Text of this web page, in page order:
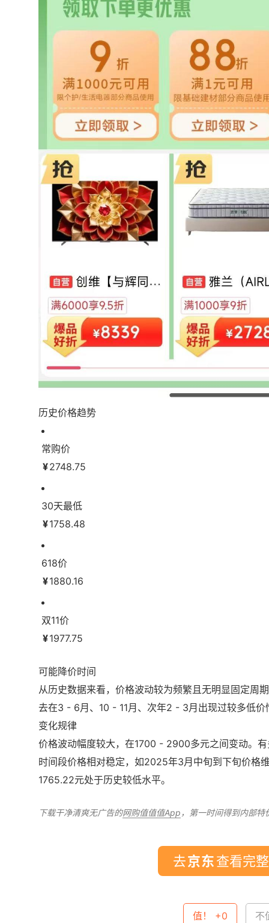
历史价格趋势
常购价
¥2748.75
30天最低
¥1758.48
618价
¥1880.16
双11价
¥1977.75
可能降价时间
从历史数据来看，价格波动较为频繁且无明显固定周
去在3 - 6月、10 - 11月、次年2 - 3月出现过较多低价
变化规律
价格波动幅度较大，在1700 - 2900多元之间变动。
时间段价格相对稳定，如2025年3月中旬到下旬价
1765.22元处于历史较低水平。
下载干净清爽无广告的网购值值值App ，第一时间得到内部特
去 查看完
值！ +0 不